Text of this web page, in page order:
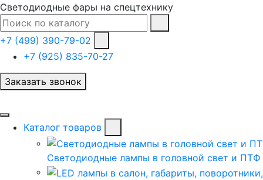
Светодиодные фары на спецтехнику
+7 (499) 390-79-02
+7 (925) 835-70-27
Заказать звонок
Каталог товаров
Светодиодные лампы в головной свет и ПТФ